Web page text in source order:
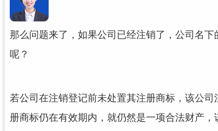
那么问题来了，如果公司已经注销了，公司名下
呢？
若公司在注销登记前未处置其注册商标，该公
册商标仍在有效期内，就仍然是一项合法财产